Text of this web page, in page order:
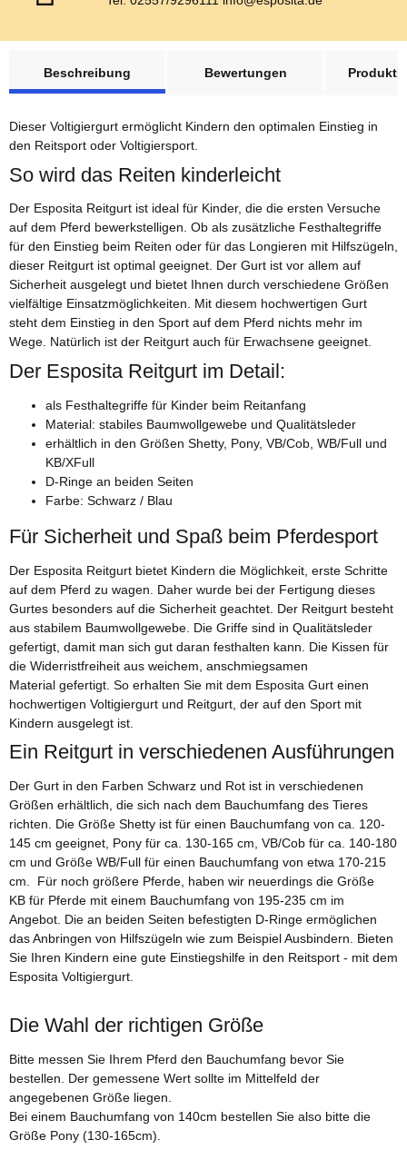
Beschreibung
Bewertungen
Dieser Voltigiergurt ermöglicht Kindern den optimalen Einstieg in
den Reitsport oder Voltigiersport.
So wird das Reiten kinderleicht
Der Esposita Reitgurt ist ideal für Kinder, die die ersten Versuche
auf dem Pferd bewerkstelligen. Ob als zusätzliche Festhaltegriffe
für den Einstieg beim Reiten oder für das Longieren mit Hilfszügeln,
dieser Reitgurt ist optimal geeignet. Der Gurt ist vor allem auf
Sicherheit ausgelegt und bietet Ihnen durch verschiedene Größen
vielfältige Einsatzmöglichkeiten. Mit diesem hochwertigen Gurt
steht dem Einstieg in den Sport auf dem Pferd nichts mehr im
Wege. Natürlich ist der Reitgurt auch für Erwachsene geeignet.
Der Esposita Reitgurt im Detail:
als Festhaltegriffe für Kinder beim Reitanfang
Material: stabiles Baumwollgewebe und Qualitätsleder
erhältlich in den Größen Shetty, Pony, VB/Cob, WB/Full und
KB/XFull
D-Ringe an beiden Seiten
Farbe: Schwarz / Blau
Für Sicherheit und Spaß beim Pferdesport
Der Esposita Reitgurt bietet Kindern die Möglichkeit, erste Schritte
auf dem Pferd zu wagen. Daher wurde bei der Fertigung dieses
Gurtes besonders auf die Sicherheit geachtet. Der Reitgurt besteht
aus stabilem Baumwollgewebe. Die Griffe sind in Qualitätsleder
gefertigt, damit man sich gut daran festhalten kann. Die Kissen für
die Widerristfreiheit aus weichem, anschmiegsamen
Material gefertigt. So erhalten Sie mit dem Esposita Gurt einen
hochwertigen Voltigiergurt und Reitgurt, der auf den Sport mit
Kindern ausgelegt ist.
Ein Reitgurt in verschiedenen Ausführungen
Der Gurt in den Farben Schwarz und Rot ist in verschiedenen
Größen erhältlich, die sich nach dem Bauchumfang des Tieres
richten. Die Größe Shetty ist für einen Bauchumfang von ca. 120-
145 cm geeignet, Pony für ca. 130-165 cm, VB/Cob für ca. 140-180
cm und Größe WB/Full für einen Bauchumfang von etwa 170-215
cm. Für noch größere Pferde, haben wir neuerdings die Größe
KB für Pferde mit einem Bauchumfang von 195-235 cm im
Angebot. Die an beiden Seiten befestigten D-Ringe ermöglichen
das Anbringen von Hilfszügeln wie zum Beispiel Ausbindern. Bieten
Sie Ihren Kindern eine gute Einstiegshilfe in den Reitsport - mit dem
Esposita Voltigiergurt.
Die Wahl der richtigen Größe
Bitte messen Sie Ihrem Pferd den Bauchumfang bevor Sie
bestellen. Der gemessene Wert sollte im Mittelfeld der
angegebenen Größe liegen.
Bei einem Bauchumfang von 140cm bestellen Sie also bitte die
Größe Pony (130-165cm).